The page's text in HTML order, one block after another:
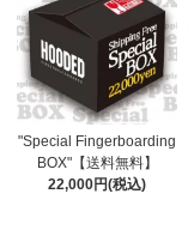
"Special Fingerboarding
BOX"【送料無料】
22,000円(税込)